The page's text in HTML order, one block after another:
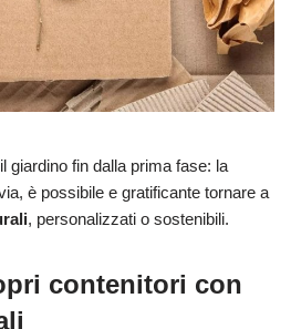
giardino fin dalla prima fase: la
è possibile e gratificante tornare a
, personalizzati o sostenibili.
contenitori con